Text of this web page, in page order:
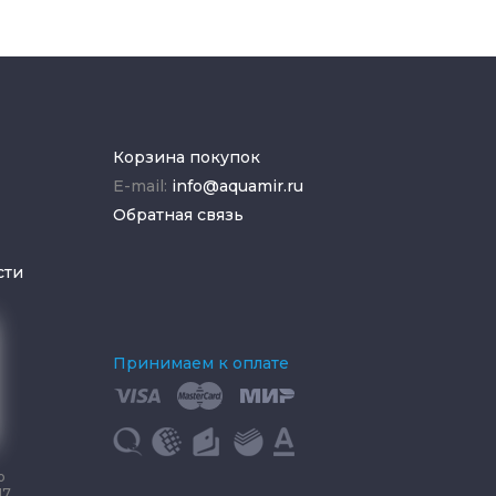
Корзина покупок
E-mail: info@aquamir.ru
Обратная связь
Принимаем к оплате